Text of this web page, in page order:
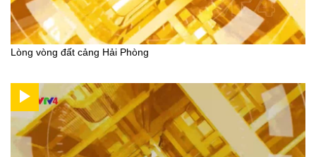
Lòng vòng đất cảng Hải Phòng